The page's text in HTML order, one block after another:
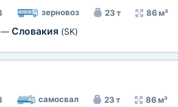
зерновоз 23 т 86 м³
— Словакия (SK)
самосвал 23 т 86 м³